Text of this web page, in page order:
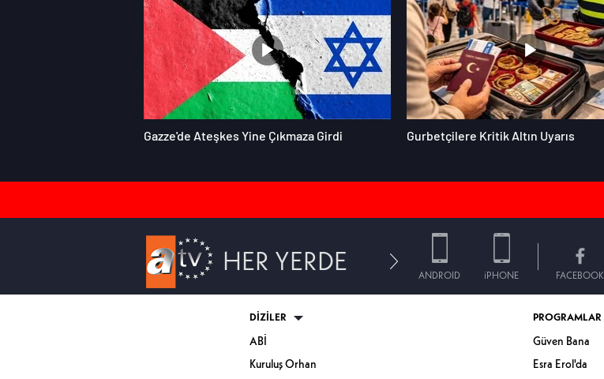
Gazze'de Ateşkes Yine Çıkmaza Girdi Gurbetçilere Kritik Altın Uyarıs
HER YERDE ANDROID iPHONE FACEBOOK
DİZİLER
ABİ
Kuruluş Orhan
PROGRAMLAR
Güven Bana
Esra Erol'da